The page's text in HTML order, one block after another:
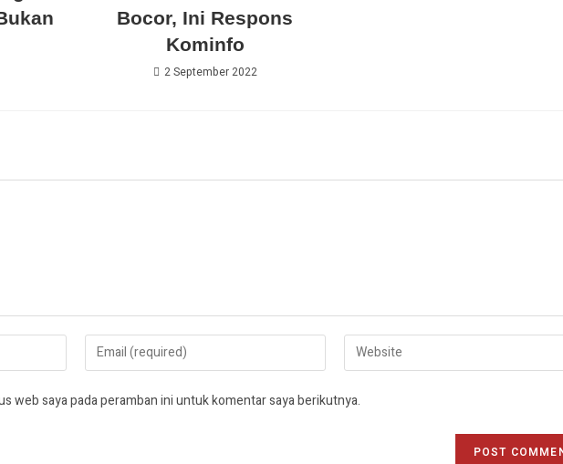
Bocor, Ini Respons
Kominfo
2 September 2022
web saya pada peramban ini untuk komentar saya berikutnya.